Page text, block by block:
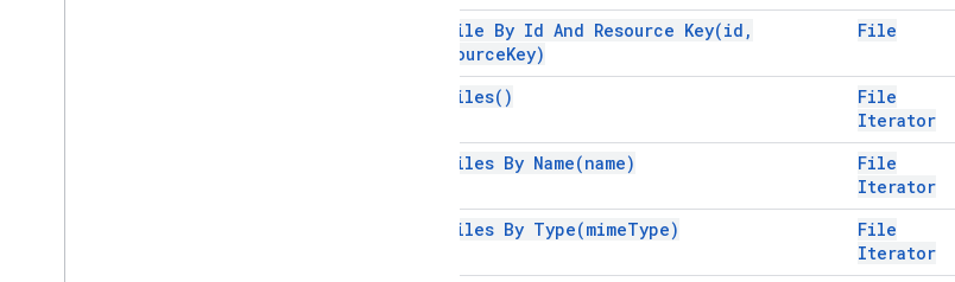
get File By Id And Resource Key(id ,
resourceKey)
File
Files( )
File
Iterator
get Files By Name(name)
File
Iterator
get Files By Type(mimeType)
File
Iterator